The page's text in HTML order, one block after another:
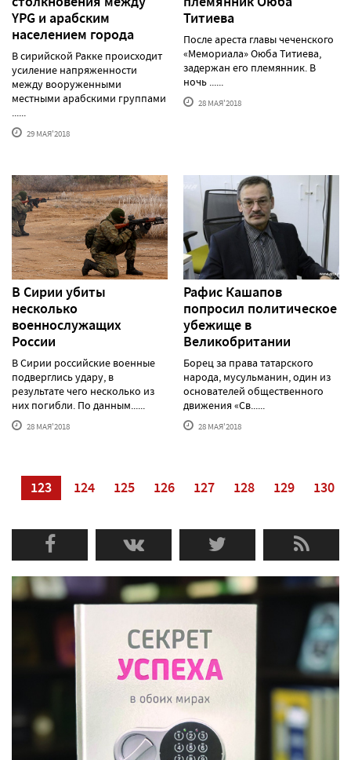
YPG и арабским
населением города
В сирийской Ракке происходит
усиление напряженности
между вооруженными
местными арабскими группами
......
29 МАЯ'2018
Титиева
После ареста главы чеченского
«Мемориала» Оюба Титиева,
задержан его племянник. В
ночь ......
28 МАЯ'2018
В Сирии убиты
несколько
военнослужащих
России
В Сирии российские военные
подверглись удару, в
результате чего несколько из
них погибли. По данным......
28 МАЯ'2018
Рафис Кашапов
попросил политическое
убежище в
Великобритании
Борец за права татарского
народа, мусульманин, один из
основателей общественного
движения «Св......
28 МАЯ'2018
123 124 125 126 127 128 129 130